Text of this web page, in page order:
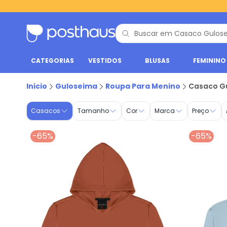
CATEGORIAS VESTIDOS BLUSAS FEMININO
Inicio Guloseima Roupa Para Menino Casaco
Casacos Tamanho Cor Marca Preço
-65% -65%